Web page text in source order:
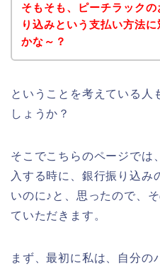
そもそも、ピーチラック
り込みという支払い方法
かな～？
ということを考えている人
しょうか？
そこでこちらのページでは
入する時に、銀行振り込み
いのに♪と、思ったので、
ていただきます。
まず、最初に私は、自分の